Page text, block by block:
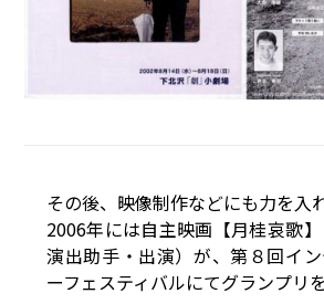
その後、映像制作などにも力を入れ
2006年には自主映画【月桂哀歌
演出助手・出演）が、第８回イ
ーフェスティバルにてグランプリ